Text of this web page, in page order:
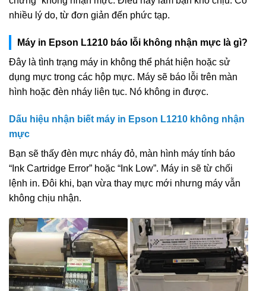
nhiều lý do, từ đơn giản đến phức tạp.
Máy in Epson L1210 báo lỗi không nhận mực là gì?
Đây là tình trạng máy in không thể phát hiện hoặc sử
dụng mực trong các hộp mực. Máy sẽ báo lỗi trên màn
hình hoặc đèn nháy liên tục. Nó không in được.
Dấu hiệu nhận biết máy in Epson L1210 không nhận
mực
Bạn sẽ thấy đèn mực nháy đỏ, màn hình máy tính báo
“Ink Cartridge Error” hoặc “Ink Low”. Máy in sẽ từ chối
lệnh in. Đôi khi, bạn vừa thay mực mới nhưng máy vẫn
không chịu nhận.